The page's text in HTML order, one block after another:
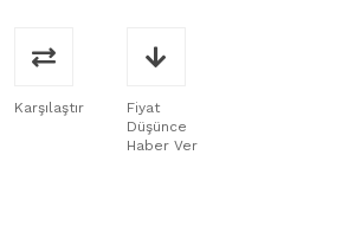
Karşılaştır
Fiyat
Düşünce
Haber Ver